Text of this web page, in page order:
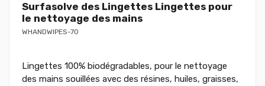
Surfasolve des Lingettes Lingettes pour
le nettoyage des mains
WHANDWIPES-70
Lingettes 100% biodégradables, pour le nettoyage
des mains souillées avec des résines, huiles, graisses,